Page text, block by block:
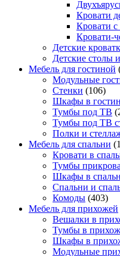
Кровати
Кровати
Кровати-
Детские
Детские столы
Мебель для гостиной
Модульные
Стенки (106)
Шкафы в
Тумбы под ТВ
Тумбы под ТВ
Полки и
Мебель для спальни
Кровати в
Тумбы
Шкафы в
Спальни и
Комоды (403)
Мебель для прихожей
Вешалки в
Тумбы в
Шкафы в
Модульные